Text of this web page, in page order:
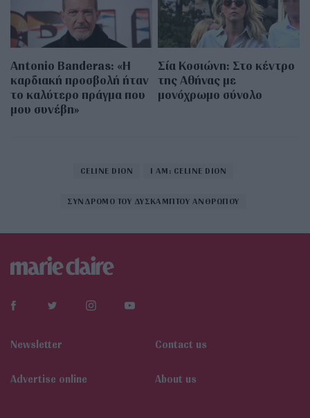
Antonio Banderas: «Η
καρδιακή προσβολή ήταν
το καλύτερο πράγμα που
μου συνέβη»
Σία Κοσιώνη: Στο κέντρο
της Αθήνας με
μονόχρωμο σύνολο
CELINE DION I AM: CELINE DION
ΣΥΝΔΡΟΜΟ ΤΟΥ ΔΥΣΚΑΜΠΤΟΥ ΑΝΘΡΩΠΟΥ
Newsletter Contact us
Αdvertise online About us